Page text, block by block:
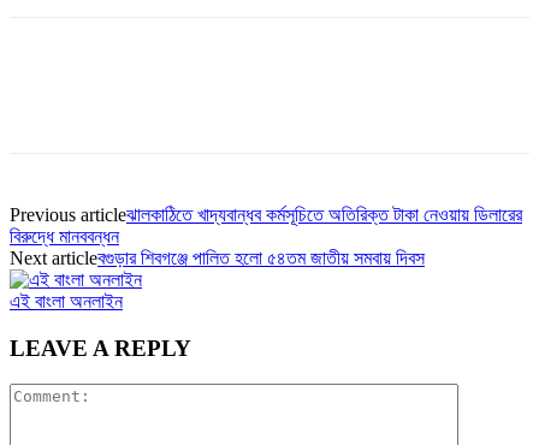
Previous articleঝালকাঠিতে খাদ্যবান্ধব কর্মসূচিতে অতিরিক্ত টাকা নেওয়ায় ডিলারের
বিরুদ্ধে মানববন্ধন
Next articleবগুড়ার শিবগঞ্জে পালিত হলো ৫৪তম জাতীয় সমবায় দিবস
এই বাংলা অনলাইন
LEAVE A REPLY